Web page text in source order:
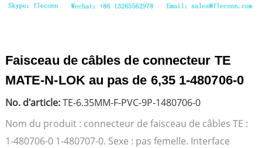
Faisceau de câbles de connecteur TE
MATE-N-LOK au pas de 6,35 1-480706-0
No. d'article:TE-6.35MM-F-PVC-9P-1480706-0
Nom du produit : connecteur de faisceau de câbles TE :
1-480706-0 1-480707-0. Sexe : pas femelle. Interface